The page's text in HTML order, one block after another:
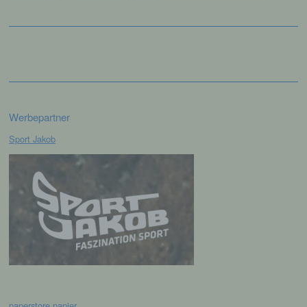
Werbepartner
Sport Jakob
Verarbeitung Verantwortlichen verarbeitet
c) Verarbeitung
automatisierter Verfahren ausgeführte
Daten wie das Erheben, das Erfassen, die
Organisation, das Ordnen, die Speicherung,
Auslesen, das Abfragen, die Verwendung,
die Offenlegung durch Übermittlung,
Verbreitung oder eine andere Form der
Bereitstellung, den Abgleich oder die
Verknüpfung, die Einschränkung, das
d) Einschränkung der Verarbeitung